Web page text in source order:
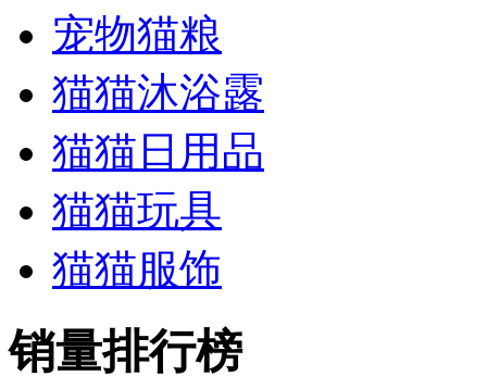
宠物猫粮
猫猫沐浴露
猫猫日用品
猫猫玩具
猫猫服饰
销量排行榜